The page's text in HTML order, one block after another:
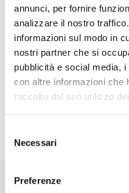
annunci, per fornire
analizzare il nostro
informazioni sul modo in
nostri partner che si
pubblicità e social media,
con altre informazioni che
raccolto dal suo utilizzo
delNecessari
Preferenze
Ai sensi e per gli effetti
Regolamento UE 2016/
consenso al
di marketing diretto
trattamento dei dati
Iscriviti alla Newsletter